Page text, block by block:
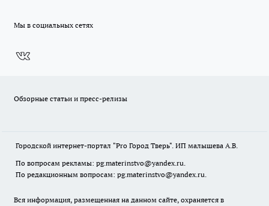
Мы в социальных сетях
Обзорные статьи и пресс-релизы
Городской интернет-портал "Pro Город Тверь". ИП малышева А.В.
По вопросам рекламы: pg.materinstvo@yandex.ru.
По редакционным вопросам: pg.materinstvo@yandex.ru.
Вся информация, размещенная на данном сайте, охраняется в